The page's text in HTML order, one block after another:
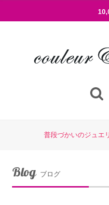
普段づかいのジュエ
Blog ブログ